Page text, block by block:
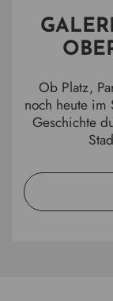
Ob Platz,
noch heute
Geschichte